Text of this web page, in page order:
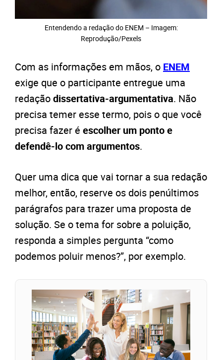
Entendendo a redação do ENEM – Imagem:
Reprodução/Pexels
Com as informações em mãos, o ENEM
exige que o participante entregue uma
redaçãodissertativa-argumentativa. Não
precisa temer esse termo, pois o que você
precisa fazer é escolher um ponto e
defendê-lo com argumentos.
Quer uma dica que vai tornar a sua redação
melhor, então, reserve os dois penúltimos
parágrafos para trazer uma proposta de
solução. Se o tema for sobre a poluição,
responda a simples pergunta “como
podemos poluir menos?”, por exemplo.